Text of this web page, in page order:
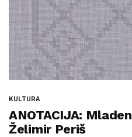
KULTURA
ANOTACIJA:
Želimir Periš